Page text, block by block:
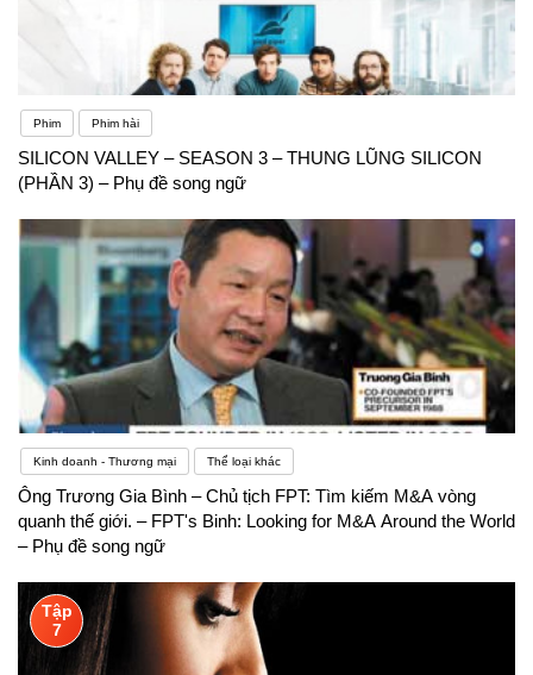
Phim Phim hài
SILICON VALLEY – SEASON 3 – THUNG LŨNG SILICON
(PHẦN 3) – Phụ đề song ngữ
Kinh doanh - Thương mại Thể loại khác
Ông Trương Gia Bình – Chủ tịch FPT: Tìm kiếm M&A vòng
quanh thế giới. – FPT's Binh: Looking for M&A Around the World
– Phụ đề song ngữ
Tập
7